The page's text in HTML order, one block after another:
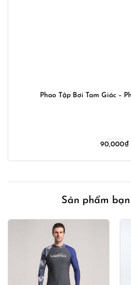
Phao Tập Bơi Tam Giác –
90,000₫
Sản phẩm